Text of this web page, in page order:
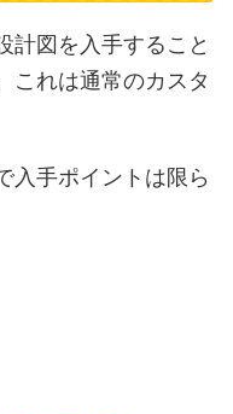
計図を入手すること
これは通常のカスタ
入手ポイントは限ら